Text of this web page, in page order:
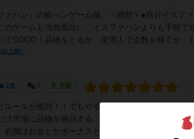
ァハン」の紙ペンゲーム版。＜感想＞●自分イスフ
のゲームも当然面白い。イスファハンよりも手軽
てGOOD！品物をとるか、使用人で点数を稼ぐか、
上前）
2名 0 充実
ルールが複雑！！でもやると簡単！！！ダイスを使
け市場に品物を納品する。納品数に応じて勝利点を
右側はお金とかボーナスとか使用人とか、その他も